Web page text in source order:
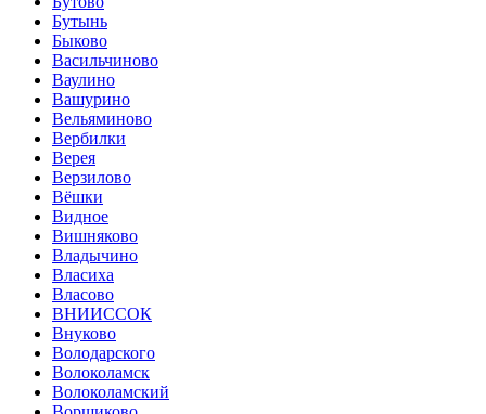
Бутынь
Быково
Васильчиново
Ваулино
Вашурино
Вельяминово
Вербилки
Верея
Верзилово
Вёшки
Видное
Вишняково
Владычино
Власиха
Власово
ВНИИССОК
Внуково
Володарского
Волоколамск
Волоколамский